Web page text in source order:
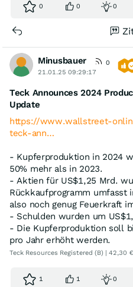
0 0 0
Minusbauer
0
21.01.25 09:29:17
Teck Announces 2024
Update
https://www.wallstreet-
teck-ann…
- Kupferproduktion in 2024
50% mehr als in 2023.
- Aktien für US$1,25 Mrd.
Rückkaufprogramm umfasst
also noch genug Feuerkraft
- Schulden wurden um
- Die Kupferproduktion soll
pro Jahr erhöht werden.
Teck Resources Registered (B) | 42,30 €
1 1 0